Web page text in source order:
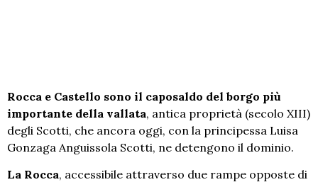
Rocca e Castello sono il caposaldo del borgo più
importante della vallata, antica proprietà (secolo XIII)
degli Scotti, che ancora oggi, con la principessa Luisa
Gonzaga Anguissola Scotti, ne detengono il dominio.
La Rocca, accessibile attraverso due rampe opposte di